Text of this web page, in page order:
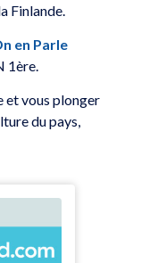
Finlande.
en Parle
1ère.
et vous plonger
du pays,